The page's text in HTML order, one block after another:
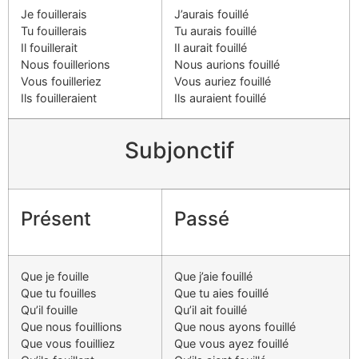
Je fouillerais
Tu fouillerais
Il fouillerait
Nous fouillerions
Vous fouilleriez
Ils fouilleraient
J’aurais fouillé
Tu aurais fouillé
Il aurait fouillé
Nous aurions fouillé
Vous auriez fouillé
Ils auraient fouillé
Subjonctif
Présent Passé
Que je fouille
Que tu fouilles
Qu’il fouille
Que nous fouillions
Que vous fouilliez
Que j’aie fouillé
Que tu aies fouillé
Qu’il ait fouillé
Que nous ayons fouillé
Que vous ayez fouillé